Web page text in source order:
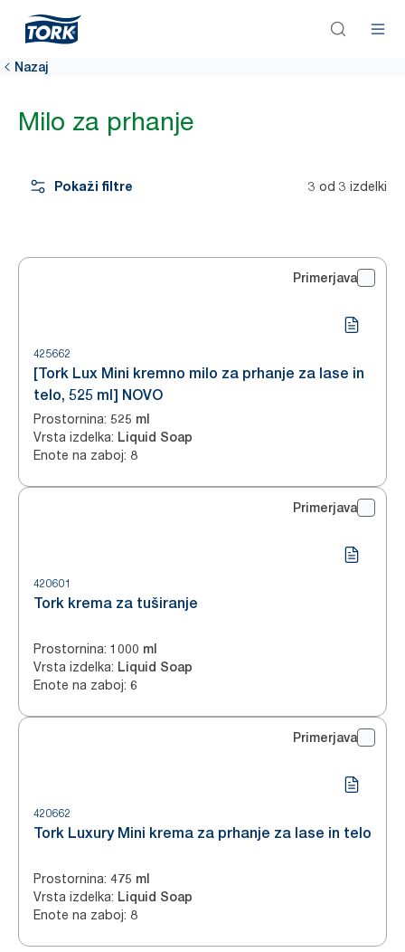
Nazaj
Milo za prhanje
Pokaži filtre 3 od 3 izdelki
Primerjava
425662
[Tork Lux Mini kremno milo za prhanje za lase in
telo, 525 ml] NOVO
Prostornina: 525 ml
Vrsta izdelka: Liquid Soap
Enote na zaboj: 8
Primerjava
420601
Tork krema za tuširanje
Prostornina: 1000 ml
Vrsta izdelka: Liquid Soap
Enote na zaboj: 6
Primerjava
420662
Tork Luxury Mini krema za prhanje za lase in telo
Prostornina: 475 ml
Vrsta izdelka: Liquid Soap
Enote na zaboj: 8